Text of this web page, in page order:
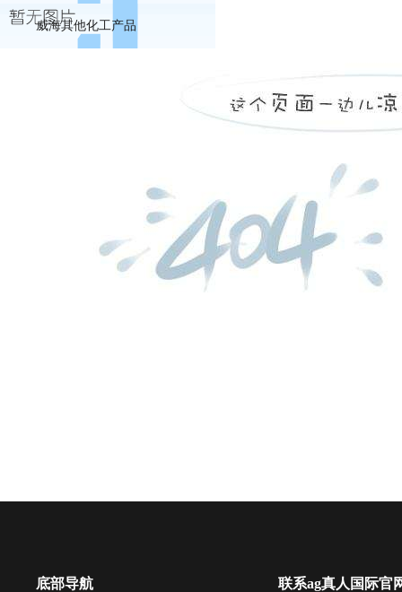
威海其他化工产品
底部导航 联系ag真人国际官